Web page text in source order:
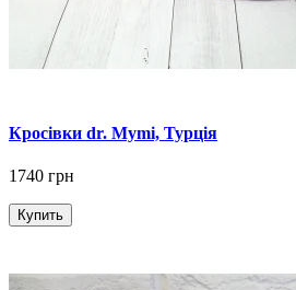
Кросівки dr. Mymi, Турція
1740 грн
Купить